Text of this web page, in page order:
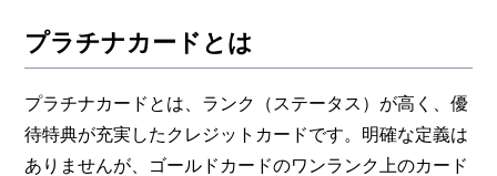
プラチナカードとは
プラチナカードとは、ランク（ステータス）が高く、優
待特典が充実したクレジットカードです。明確な定義は
ありませんが、ゴールドカードのワンランク上のカード